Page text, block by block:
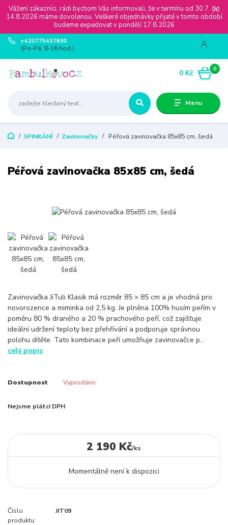
Vážení zákazníci, rádi bychom Vás informovali, že v termínu od 30.7. do
14.8.2026 máme dovolenou. Veškeré objednávky přijaté v tomto období
budeme expedovat v pondělí 17.8.2026
Menu
+420775437690
(Po-Pá, 8-16 hod.)
0
0 Kč
SPINKÁNÍ Zavinovačky Péřová zavinovačka 85x85 cm, šedá
Péřová zavinovačka 85x85 cm, šedá
Zavinovačka JiTuli Klasik má rozměr 85 × 85 cm a je vhodná pro
novorozence a miminka od 2,5 kg. Je plněna 100% husím peřím v
poměru 80 % draného a 20 % prachového peří, což zajišťuje
ideální udržení teploty bez přehřívání a podporuje správnou
polohu dítěte. Tato kombinace peří umožňuje zavinovačce p...
celý popis
Dostupnost Vyprodáno
Nejsme plátci DPH
2 190 Kč/ks
Momentálně není k dispozici
Číslo
produktu:
JIT09